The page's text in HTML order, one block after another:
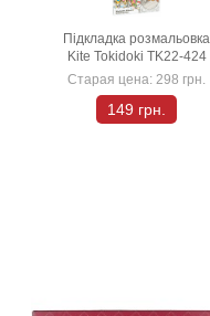
Підкладка розмальовка
Kite Tokidoki TK22-424
Старая цена: 298 грн.
149 грн.